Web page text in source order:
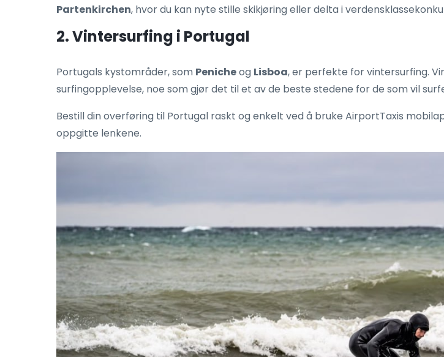
Partenkirchen, hvor du kan nyte stille skikjøring eller delta i
2. Vintersurfing i Portugal
Portugals kystområder, som Penicheog Lisboa, er perfekte for vintersurfing.
surfingopplevelse, noe som gjør det til et av de beste stedene for de som vil
Bestill din overføring til Portugal raskt og enkelt ved å bruke AirportTaxis
oppgitte lenkene.